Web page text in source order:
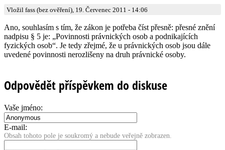
Vložil fass (bez ověření), 19. Červenec 2011 - 14:06
Ano, souhlasím s tím, že zákon je potřeba číst přesně: přesné znění
nadpisu § 5 je: „Povinnosti právnických osob a podnikajících
fyzických osob“. Je tedy zřejmé, že u právnických osob jsou dále
uvedené povinnosti nerozlišeny na druh právnické osoby.
Odpovědět příspěvkem do diskuse
Vaše jméno:
E-mail:
Obsah tohoto pole je soukromý a nebude veřejně zobrazen.